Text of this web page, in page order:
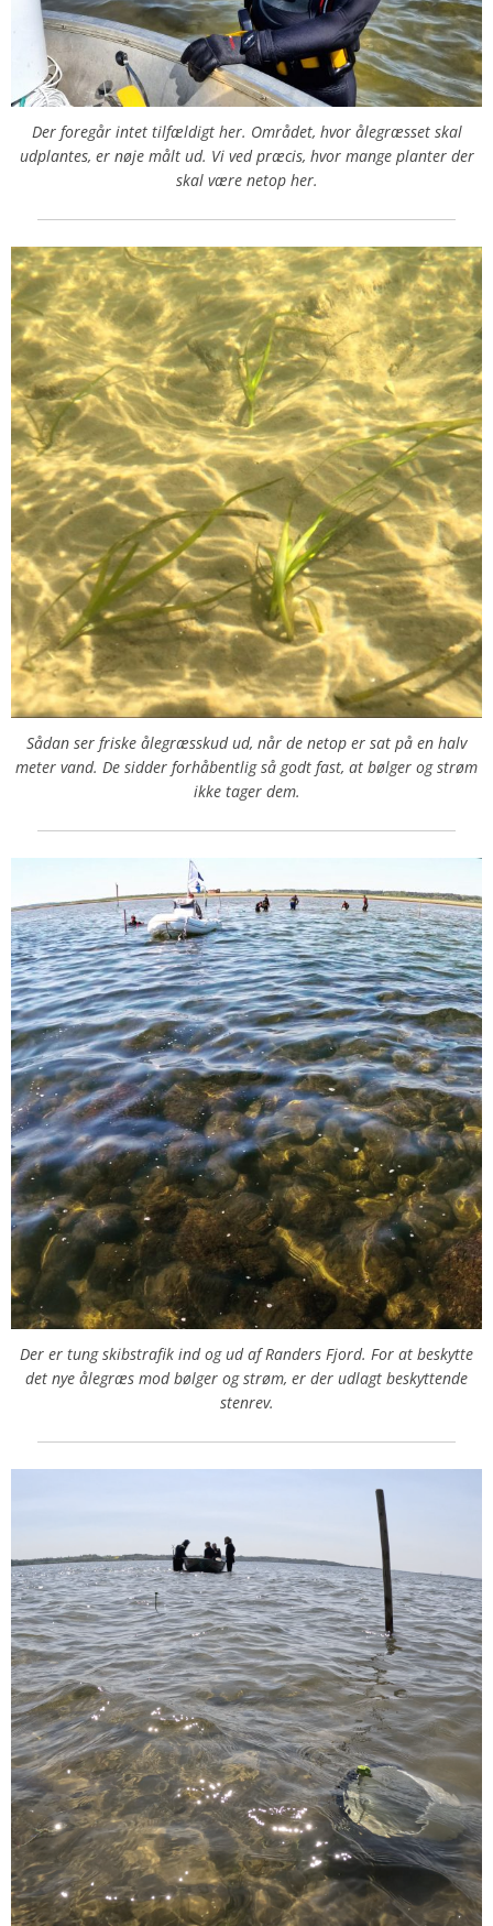
Der foregår intet tilfældigt her. Området, hvor ålegræsset skal
udplantes, er nøje målt ud. Vi ved præcis, hvor mange planter der
skal være netop her.
Sådan ser friske ålegræsskud ud, når de netop er sat på en halv
meter vand. De sidder forhåbentlig så godt fast, at bølger og strøm
ikke tager dem.
Der er tung skibstrafik ind og ud af Randers Fjord. For at beskytte
det nye ålegræs mod bølger og strøm, er der udlagt beskyttende
stenrev.